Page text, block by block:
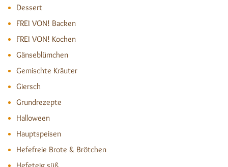
Dessert
FREI VON! Backen
FREI VON! Kochen
Gänseblümchen
Gemischte Kräuter
Giersch
Grundrezepte
Halloween
Hauptspeisen
Hefefreie Brote & Brötchen